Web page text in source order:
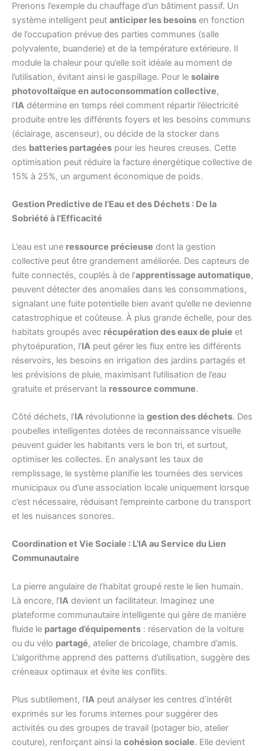
Prenons l’exemple du chauffage d’un bâtiment passif. Un
système intelligent peut anticiper les besoins en fonction
de l’occupation prévue des parties communes (salle
polyvalente, buanderie) et de la température extérieure. Il
module la chaleur pour qu’elle soit idéale au moment de
l’utilisation, évitant ainsi le gaspillage. Pour le solaire
photovoltaïque en autoconsommation collective,
l’IA détermine en temps réel comment répartir l’électricité
produite entre les différents foyers et les besoins communs
(éclairage, ascenseur), ou décide de la stocker dans
des batteries partagées pour les heures creuses. Cette
optimisation peut réduire la facture énergétique collective de
15% à 25%, un argument économique de poids.
Gestion Predictive de l’Eau et des Déchets : De la
Sobriété à l’Efficacité
L’eau est une ressource précieuse dont la gestion
collective peut être grandement améliorée. Des capteurs de
fuite connectés, couplés à de l’apprentissage automatique,
peuvent détecter des anomalies dans les consommations,
signalant une fuite potentielle bien avant qu’elle ne devienne
catastrophique et coûteuse. À plus grande échelle, pour des
habitats groupés avec récupération des eaux de pluie et
phytoépuration, l’IA peut gérer les flux entre les différents
réservoirs, les besoins en irrigation des jardins partagés et
les prévisions de pluie, maximisant l’utilisation de l’eau
gratuite et préservant la ressource commune.
Côté déchets, l’IA révolutionne la gestion des déchets. Des
poubelles intelligentes dotées de reconnaissance visuelle
peuvent guider les habitants vers le bon tri, et surtout,
optimiser les collectes. En analysant les taux de
remplissage, le système planifie les tournées des services
municipaux ou d’une association locale uniquement lorsque
c’est nécessaire, réduisant l’empreinte carbone du transport
et les nuisances sonores.
Coordination et Vie Sociale : L’IA au Service du Lien
Communautaire
La pierre angulaire de l’habitat groupé reste le lien humain.
Là encore, l’IA devient un facilitateur. Imaginez une
plateforme communautaire intelligente qui gère de manière
fluide le partage d’équipements : réservation de la voiture
ou du vélo partagé, atelier de bricolage, chambre d’amis.
L’algorithme apprend des patterns d’utilisation, suggère des
créneaux optimaux et évite les conflits.
Plus subtilement, l’IA peut analyser les centres d’intérêt
exprimés sur les forums internes pour suggérer des
activités ou des groupes de travail (potager bio, atelier
couture), renforçant ainsi la cohésion sociale. Elle devient